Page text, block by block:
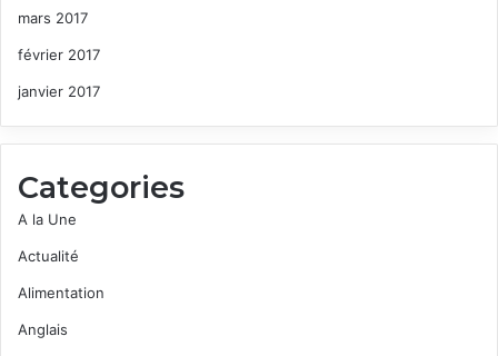
mars 2017
février 2017
janvier 2017
Categories
A la Une
Actualité
Alimentation
Anglais